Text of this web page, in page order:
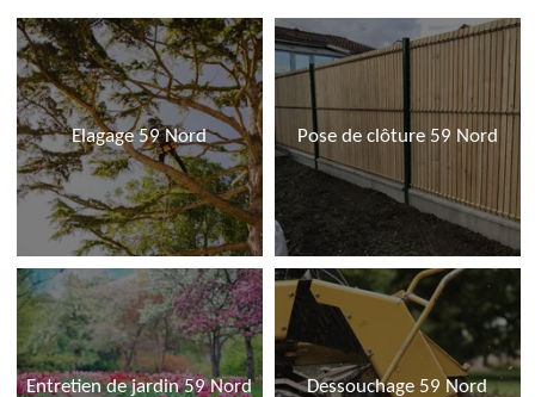
Elagage 59 Nord Pose de clôture 59 Nord
Entretien de jardin 59 Nord Dessouchage 59 Nord